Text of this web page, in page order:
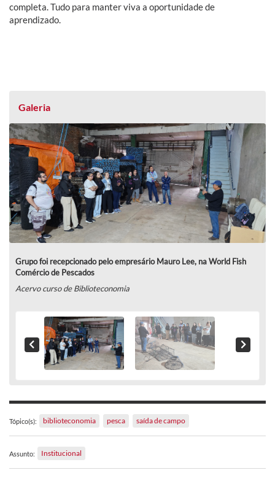
completa. Tudo para manter viva a oportunidade de
aprendizado.
Galeria
Grupo foi recepcionado pelo empresário Mauro Lee, na World Fish
Comércio de Pescados
Acervo curso de Biblioteconomia
Tópico(s): biblioteconomia pesca saída de campo
Assunto: Institucional